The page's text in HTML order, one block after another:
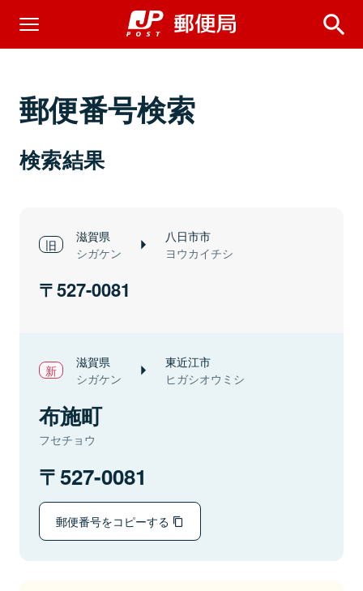
郵便番号検索
検索結果
滋賀県
シガケン
八日市市
ヨウカイチシ
527-0081
滋賀県
シガケン
東近江市
ヒガシオウミシ
布施町
フセチョウ
527-0081
郵便番号をコピーする